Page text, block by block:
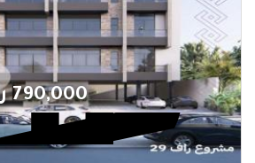
790,000 ريال سعودي